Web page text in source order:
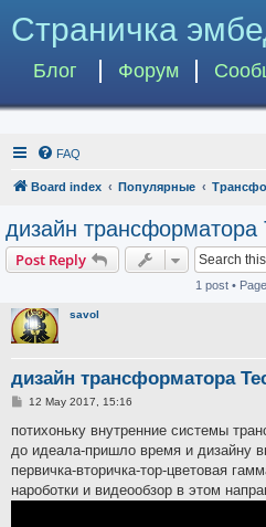
Страничка
Блог Форум
FAQ
Board index Популярные
дизайн трансформатора
Post Reply
1 post • Page
savol
дизайн трансформатора
P
s
12 May 2017, 15:16
потихоньку внутренние системы
до идеала-пришло время и дизайну
первичка-вторичка-тор-цветовая
нароботки и видеообзор в этом